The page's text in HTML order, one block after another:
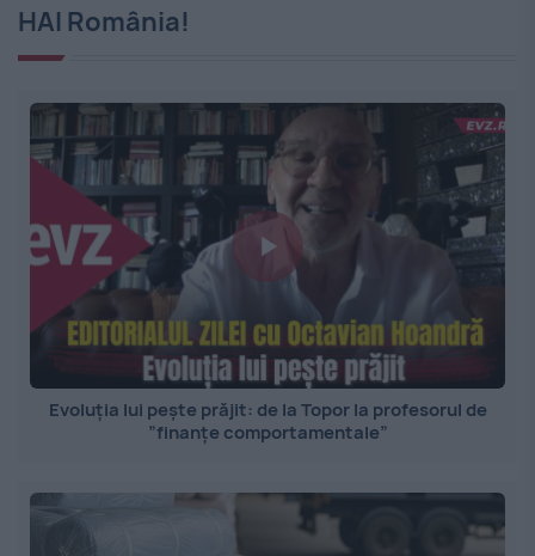
HAI România!
Evoluția lui pește prăjit: de la Topor la profesorul de
”finanțe comportamentale”